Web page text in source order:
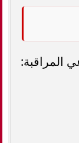
المراقبة: